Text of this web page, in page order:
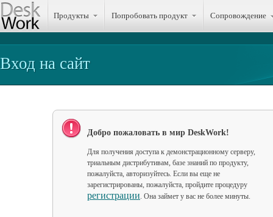
Продукты Попробовать продукт Сопровождение
Вход на сайт
Добро пожаловать в мир DeskWork!
Для получения доступа к демонстрационному серверу,
триальным дистрибутивам, базе знаний по продукту,
пожалуйста, авторизуйтесь. Если вы еще не
зарегистрированы, пожалуйста, пройдите процедуру
регистрации. Она займет у вас не более минуты.